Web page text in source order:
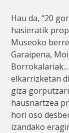
Hau da, “20
hasieratik
Museoko
Garaipena,
elkarrizketan
giza
hausnartzea
hori oso
izandako